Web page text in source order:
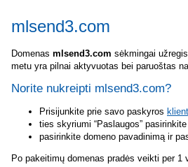
mlsend3.com
Domenas mlsend3.com sėkmingai
metu yra pilnai aktyvuotas bei paruoštas
Norite nukreipti mlsend3.com?
Prisijunkite prie savo paskyros
ties skyriumi “Paslaugos”
pasirinkite domeno pavadinimą ir
Po pakeitimų domenas pradės veikti per 1